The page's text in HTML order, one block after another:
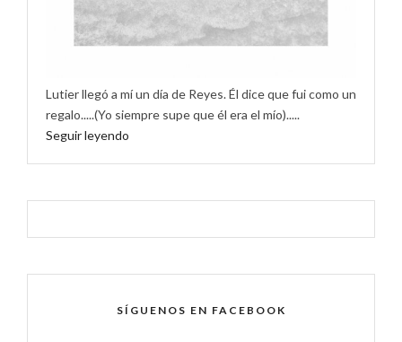
Lutier llegó a mí un día de Reyes. Él dice que fui como un
regalo.....(Yo siempre supe que él era el mío).....
Seguir leyendo
SÍGUENOS EN FACEBOOK